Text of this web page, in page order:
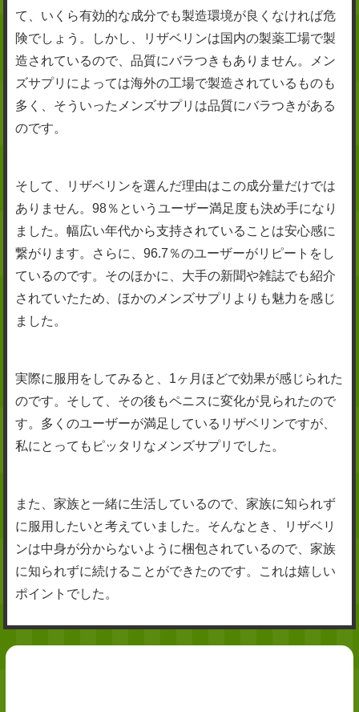
て、いくら有効的な成分でも製造環境が良くなければ危
険でしょう。しかし、リザベリンは国内の製薬工場で製
造されているので、品質にバラつきもありません。メン
ズサプリによっては海外の工場で製造されているものも
多く、そういったメンズサプリは品質にバラつきがある
のです。
そして、リザベリンを選んだ理由はこの成分量だけでは
ありません。98％というユーザー満足度も決め手になり
ました。幅広い年代から支持されていることは安心感に
繋がります。さらに、96.7％のユーザーがリピートをし
ているのです。そのほかに、大手の新聞や雑誌でも紹介
されていたため、ほかのメンズサプリよりも魅力を感じ
ました。
実際に服用をしてみると、1ヶ月ほどで効果が感じられた
のです。そして、その後もペニスに変化が見られたので
す。多くのユーザーが満足しているリザベリンですが、
私にとってもピッタリなメンズサプリでした。
また、家族と一緒に生活しているので、家族に知られず
に服用したいと考えていました。そんなとき、リザベリ
ンは中身が分からないように梱包されているので、家族
に知られずに続けることができたのです。これは嬉しい
ポイントでした。